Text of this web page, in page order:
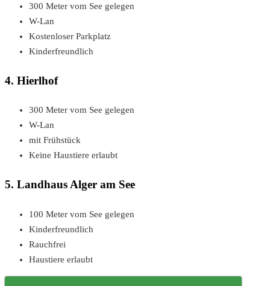
300 Meter vom See gelegen
W-Lan
Kostenloser Parkplatz
Kinderfreundlich
4. Hierlhof
300 Meter vom See gelegen
W-Lan
mit Frühstück
Keine Haustiere erlaubt
5. Landhaus Alger am See
100 Meter vom See gelegen
Kinderfreundlich
Rauchfrei
Haustiere erlaubt